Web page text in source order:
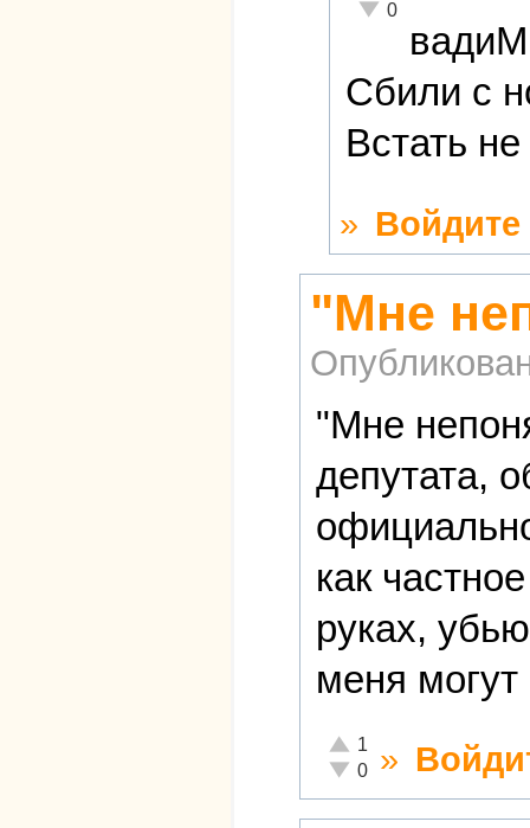
Неадекватно!
0
Сбили с
Встать
» Войдите
"Мне
"Мне
депутата,
как
руках,
меня могут
Отлично!
1
Неадекватно!
0 »